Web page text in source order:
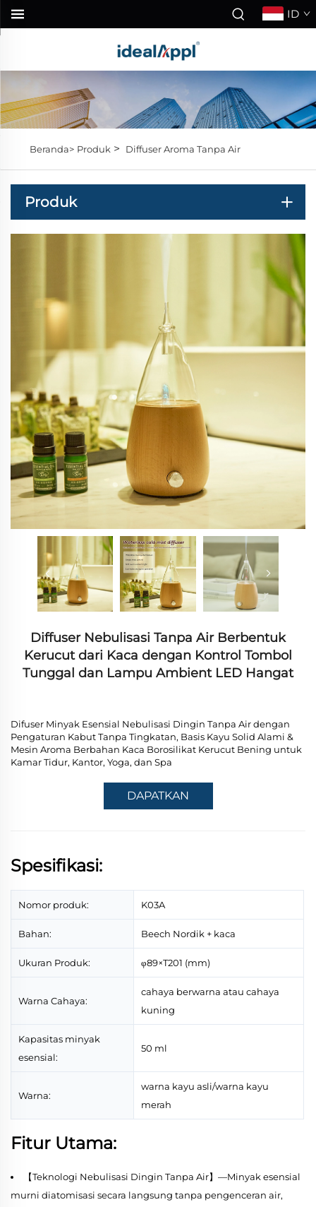
ID
Beranda> Produk > Diffuser Aroma Tanpa Air
Produk
Diffuser Nebulisasi Tanpa Air Berbentuk
Kerucut dari Kaca dengan Kontrol Tombol
Tunggal dan Lampu Ambient LED Hangat
Difuser Minyak Esensial Nebulisasi Dingin Tanpa Air dengan
Pengaturan Kabut Tanpa Tingkatan, Basis Kayu Solid Alami &
Mesin Aroma Berbahan Kaca Borosilikat Kerucut Bening untuk
Kamar Tidur, Kantor, Yoga, dan Spa
DAPATKAN
Spesifikasi:
Nomor produk: K03A
Bahan: Beech Nordik + kaca
Ukuran Produk: φ89×T201 (mm)
Warna Cahaya:
cahaya berwarna atau cahaya
kuning
Kapasitas minyak
esensial:
50 ml
Warna:
warna kayu asli/warna kayu
merah
Fitur Utama:
【Teknologi Nebulisasi Dingin Tanpa Air】—Minyak esensial
murni diatomisasi secara langsung tanpa pengenceran air,